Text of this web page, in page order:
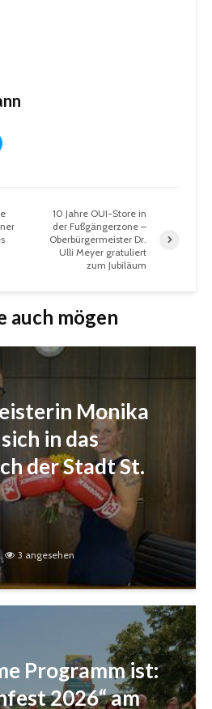
10 Jahre OUI-Store in
der Fußgängerzone –
Oberbürgermeister Dr.
Ulli Meyer gratuliert
zum Jubiläum
auch mögen
Monika
in das
der Stadt St.
3 angesehen
Programm ist:
2026“ am